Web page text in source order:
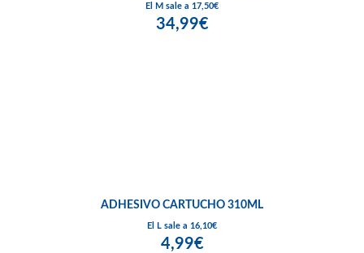
El M sale a 17,50€
34,99€
ADHESIVO CARTUCHO 310ML
El L sale a 16,10€
4,99€